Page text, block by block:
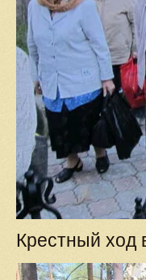
Крестный ход